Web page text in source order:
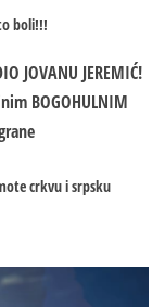
boli!!!
JOVANU JEREMIĆ!
BOGOHULNIM
crkvu i srpsku